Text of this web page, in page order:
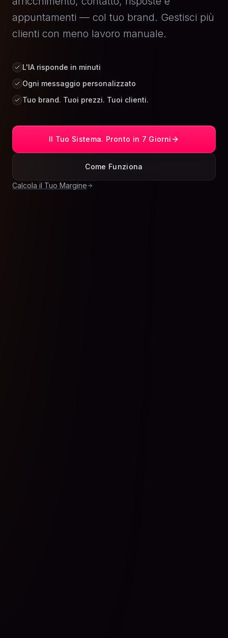
appuntamenti — col tuo brand. Gestisci più
clienti con meno lavoro manuale.
L'IA risponde in minuti
Ogni messaggio personalizzato
Tuo brand. Tuoi prezzi. Tuoi clienti.
Il Tuo Sistema. Pronto in 7 Giorni
Come Funziona
Calcola il Tuo Margine